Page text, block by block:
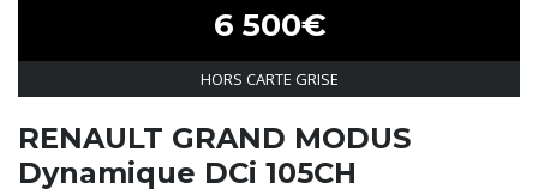
6 500€
HORS CARTE GRISE
RENAULT GRAND MODUS
Dynamique DCi 105CH